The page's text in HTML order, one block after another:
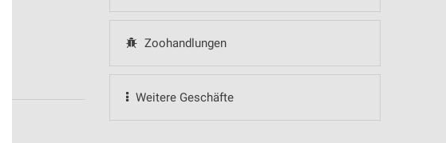
Zoohandlungen
Weitere Geschäfte